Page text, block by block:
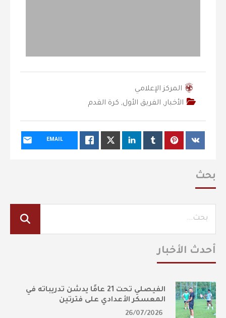
المركز الإعلامي
الأخبار, الفريق الأول, كرة القدم
EMAIL
بحث
أحدث الأخبار
الفيصلي تحت 21 عامًا يدشن تدريباته في
المعسكر الأعدادي على فترتين
26/07/2026